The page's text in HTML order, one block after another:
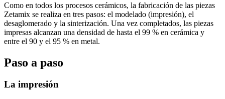
Como en todos los procesos cerámicos, la fabricación de las piezas
Zetamix se realiza en tres pasos: el modelado (impresión), el
desaglomerado y la sinterización. Una vez completados, las piezas
impresas alcanzan una densidad de hasta el 99 % en cerámica y
entre el 90 y el 95 % en metal.
Paso a paso
La impresión